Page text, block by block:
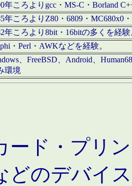
年ころよりgcc・MS-C・Borland
年ころよりZ80・6809・MC680x0
年ころより8bit・16bitの多くを経
・Perl・AWKなどを経験。
、FreeBSD、Android、
環境
ード・プリ
どのデバイ